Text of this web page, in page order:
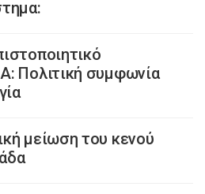
Πολιτική συμφωνία
μείωση του κενού